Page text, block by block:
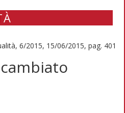
6/2015, 15/06/2015, pag. 401